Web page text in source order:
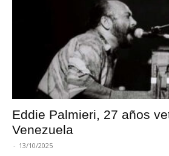
Eddie Palmieri, 27 años
Venezuela
- 13/10/2025